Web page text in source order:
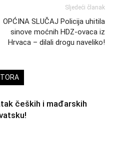
Sljedeći članak
OPĆINA SLUČAJ Policija uhitila
sinove moćnih HDZ-ovaca iz
Hrvaca – dilali drogu naveliko!
čeških i mađarskih